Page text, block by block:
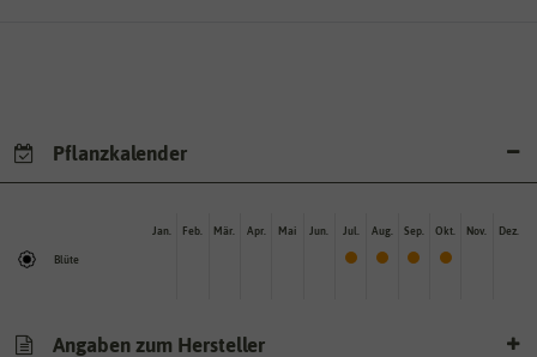
Pflanzkalender
Blüte
Jan. Feb. Mär. Apr. Mai Jun. Jul. Aug. Sep. Okt. Nov. Dez.
Angaben zum Hersteller